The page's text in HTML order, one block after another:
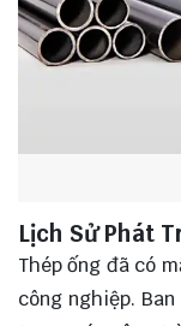
Lịch Sử Phát
Thép ống đã có
công nghiệp.